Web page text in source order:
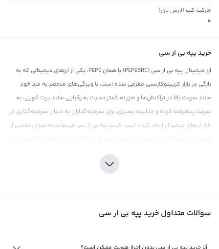
مارکت کپ (ارزش بازار)
0
خرید پپه بی ار سی
ارز دیجیتال پپه بی ار سی (PEPEBRC) یا همان PEPE، یکی از ارزهای دیجیتالی که به
تازگی در بازار کریپتوکارنسی معرفی شده است، با ویژگی‌های منحصر به فرد خود
مانند سرعت بالا در تراکنش‌ها و هزینه کمتر نسبت به رقبایی مانند بیت کوین، به
سرعت پیشرفت کرده و جذابیت بسیاری برای سرمایه‌گذاران به دنبال سرمایه‌گذاری در
بازار ارزهای دیجیتال ایجاد کرده است. خرید پپه بی ار سی می‌تواند به عنوان بخشی از
قیمت ارز دیجیتال PEPE، می‌تواند سود بالایی را برای سرمایه‌گذاران به دنبال
سوددهی در بازار کریپتوکارنسی ایجاد کند.
سوالات متداول خرید پپه بی ار سی